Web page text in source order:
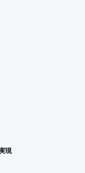
現